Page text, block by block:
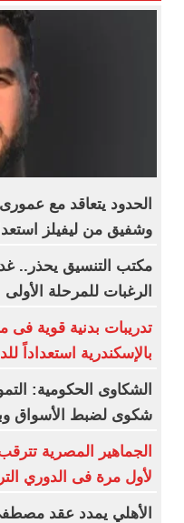
الحدود يتعاقد مع
وشفيق من ليفيلز
مكتب التنسيق يحذر..
الرغبات للمرحلة الأولى
تدريبات بدنية قوية فى
بالإسكندرية استعداداً
شكوى لضبط الأسواق
الجماهير المصرية
لأول مرة فى الدوري